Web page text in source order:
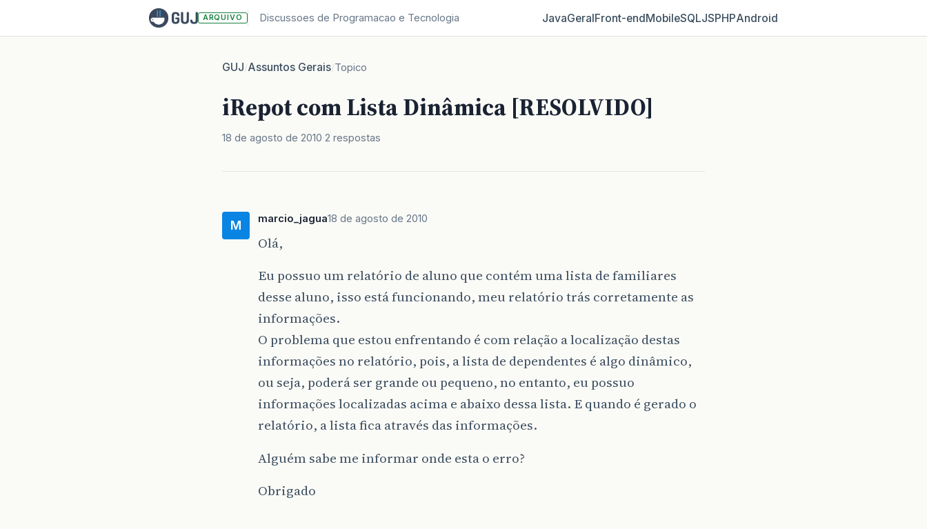
ARQUIVO Discussoes de Programacao e Tecnologia JavaGeralFront‑endMobileSQLJSPHPAndroid
GUJ/Assuntos Gerais/Topico
iRepot com Lista Dinâmica [RESOLVIDO]
18 de agosto de 2010 2 respostas
M marcio_jagua18 de agosto de 2010
Olá,
Eu possuo um relatório de aluno que contém uma lista de familiares
desse aluno, isso está funcionando, meu relatório trás corretamente as
informações.
O problema que estou enfrentando é com relação a localização destas
informações no relatório, pois, a lista de dependentes é algo dinâmico,
ou seja, poderá ser grande ou pequeno, no entanto, eu possuo
informações localizadas acima e abaixo dessa lista. E quando é gerado o
relatório, a lista fica através das informações.
Alguém sabe me informar onde esta o erro?
Obrigado